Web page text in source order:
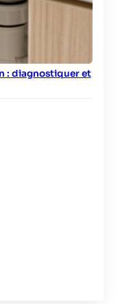
: diagnostiquer et